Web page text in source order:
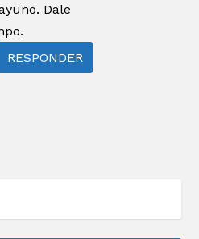
Dale
RESPONDER